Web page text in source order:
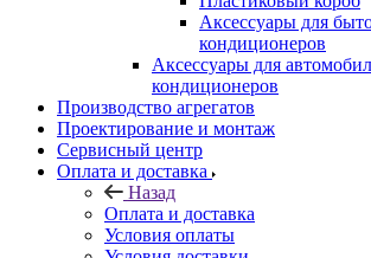
Аксессуары для
кондиционеров
Аксессуары для
кондиционеров
Производство агрегатов
Проектирование и монтаж
Сервисный центр
Оплата и доставка
Назад
Оплата и доставка
Условия оплаты